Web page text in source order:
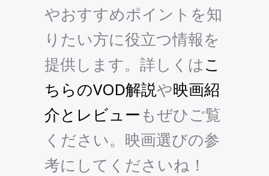
やおすすめポイントを知
りたい方に役立つ情報を
提供します。詳しくはこ
ちらのVOD解説や映画紹
介とレビュー もぜひご覧
ください。映画選びの参
考にしてくださいね！